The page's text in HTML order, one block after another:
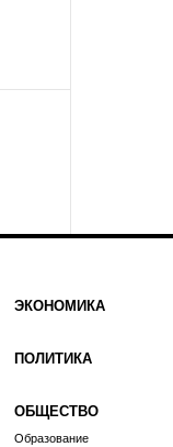
ЭКОНОМИКА
ПОЛИТИКА
ОБЩЕСТВО
Образование